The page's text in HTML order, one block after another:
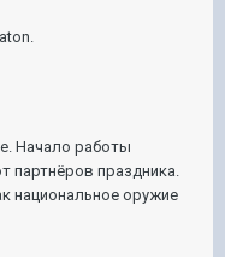
Начало работы
партнёров праздника.
национальное оружие